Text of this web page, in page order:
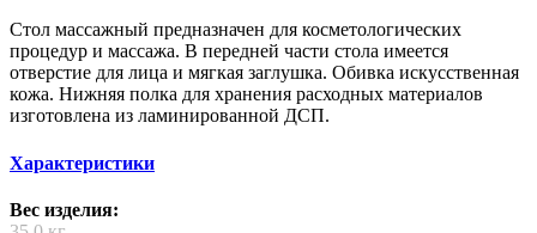
Стол массажный предназначен для косметологических
процедур и массажа. В передней части стола имеется
отверстие для лица и мягкая заглушка. Обивка искусственная
кожа. Нижняя полка для хранения расходных материалов
изготовлена из ламинированной ДСП.
Характеристики
Вес изделия: